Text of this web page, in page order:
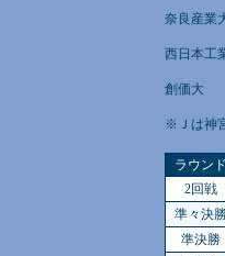
奈良産業
西日本工
創価大
※Ｊは神
ラウンド
2回戦
準々決
準決勝